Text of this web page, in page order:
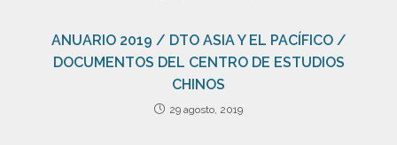
ANUARIO 2019 / DTO ASIA Y EL PACÍFICO /
DOCUMENTOS DEL CENTRO DE ESTUDIOS
CHINOS
29 agosto, 2019